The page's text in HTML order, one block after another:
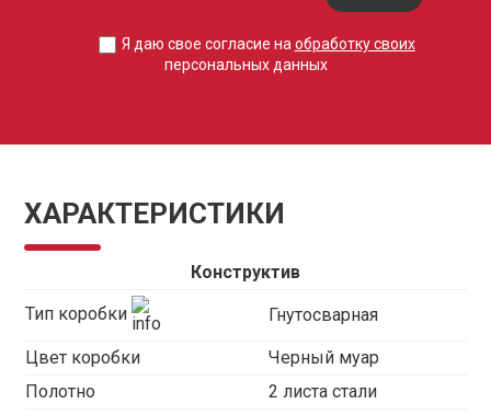
Я даю свое согласие на обработку своих
персональных данных
ХАРАКТЕРИСТИКИ
Конструктив
Тип коробки Гнутосварная
Цвет коробки
Черный муар
Полотно
2 листа стали